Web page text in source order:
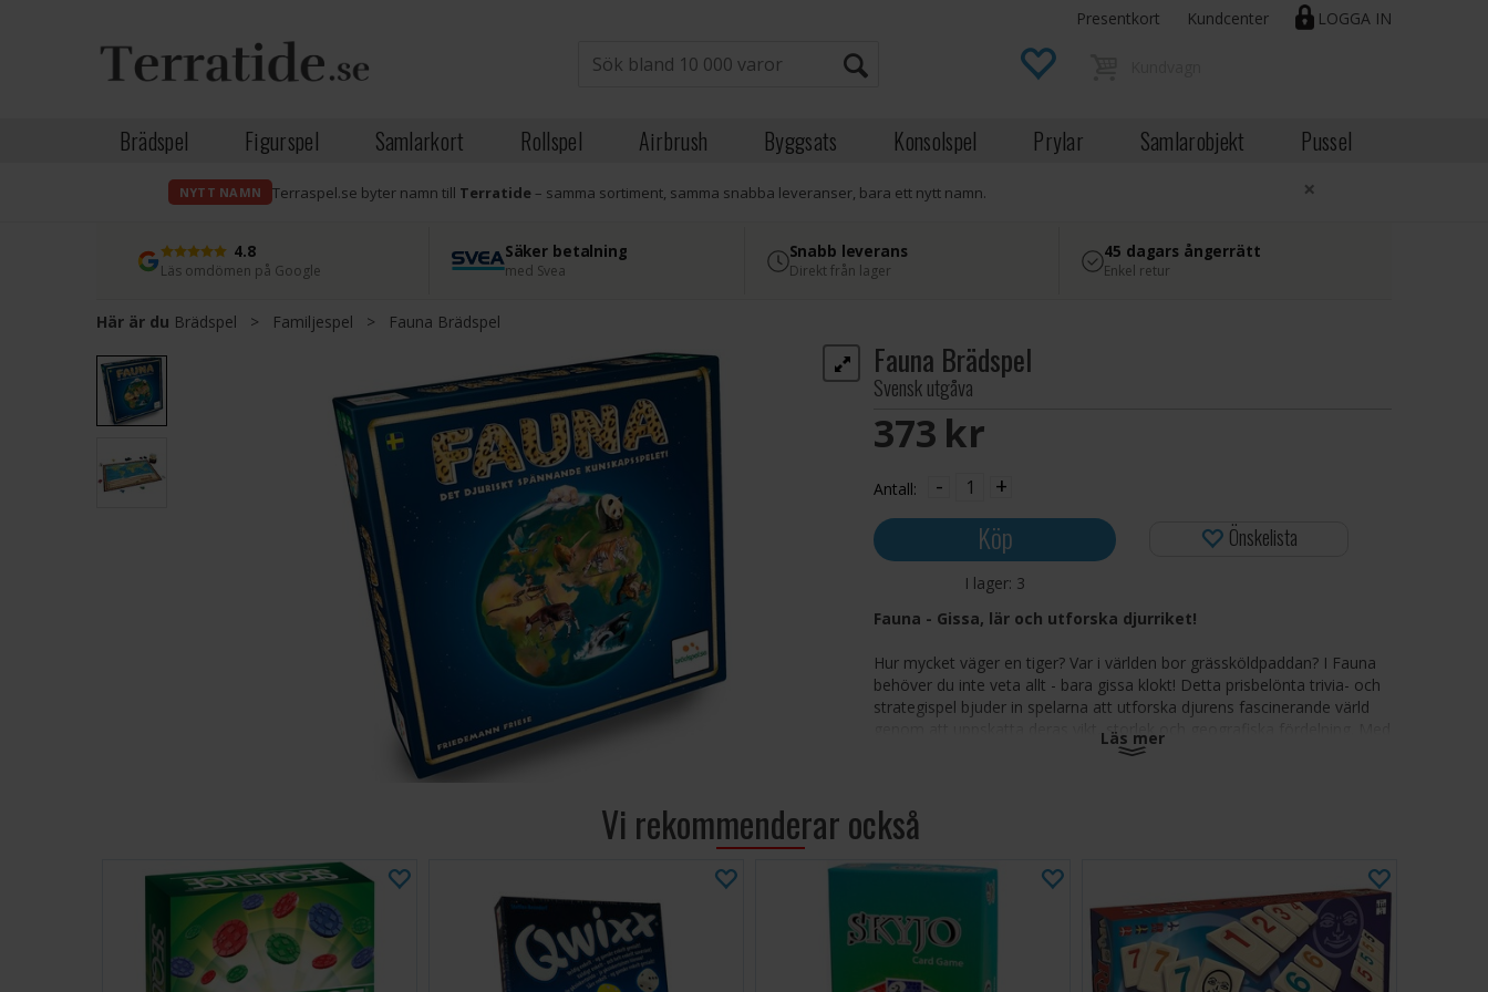
LOGGA IN
Presentkort Kundcenter
Brädspel Figurspel Samlarkort Rollspel Airbrush Byggsats Konsolspel Prylar Samlarobjekt Pussel
NYTT NAMN Terraspel.se byter namn till Terratide– samma sortiment, samma snabba leveranser, bara ett nytt namn. ×
4.8
Läs omdömen på Google
Säker betalning
med Svea
Snabb leverans
Direkt från lager
45 dagars ångerrätt
Enkel retur
Här är du Brädspel > Familjespel > Fauna Brädspel
Fauna Brädspel
Svensk utgåva
373 SEK
Antall: - +
Köp
I lager: 3
Önskelista
Fauna - Gissa, lär och utforska djurriket!
Hur mycket väger en tiger? Var i världen bor grässköldpaddan? I Fauna
behöver du inte veta allt - bara gissa klokt! Detta prisbelönta trivia- och
strategispel bjuder in spelarna att utforska djurens fascinerande värld
genom att uppskatta deras vikt, storlek och geografiska fördelning. Med
över 360 djur, från de mest välkända till de mest bisarra, erbjuder Fauna
sig mer om, från tigrar till trädgrodor
Gissa utan stress:
Strategisk placering:
Välj klokt - när en plats på kartan eller
skalan är upptagen är den inte längre tillgänglig
Risk kontra belöning:
Satsa stort eller ta det säkra före det
osäkra - om du går för långt kan det kosta dig framtida gissningar
Läs mer
Vi rekommenderar också